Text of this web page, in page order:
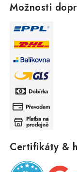
Možnosti
Certifikáty &